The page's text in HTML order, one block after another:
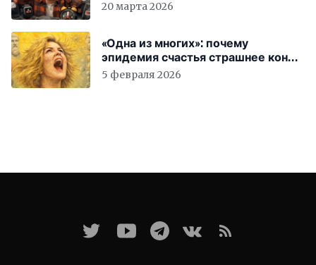
вас бесплатно работать
20 марта 2026
«Одна из многих»: почему
эпидемия счастья страшнее конца
света
5 февраля 2026